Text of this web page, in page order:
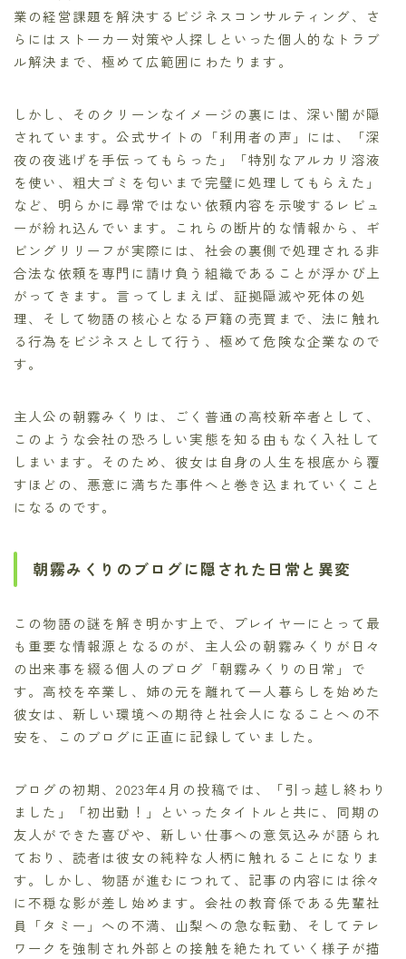
業の経営課題を解決するビジネスコンサルティング、さ
らにはストーカー対策や人探しといった個人的なトラブ
ル解決まで、極めて広範囲にわたります。
しかし、そのクリーンなイメージの裏には、深い闇が隠
されています。公式サイトの「利用者の声」には、「深
夜の夜逃げを手伝ってもらった」「特別なアルカリ溶液
を使い、粗大ゴミを匂いまで完璧に処理してもらえた」
など、明らかに尋常ではない依頼内容を示唆するレビュ
ーが紛れ込んでいます。これらの断片的な情報から、ギ
ビングリリーフが実際には、社会の裏側で処理される非
合法な依頼を専門に請け負う組織であることが浮かび上
がってきます。言ってしまえば、証拠隠滅や死体の処
理、そして物語の核心となる戸籍の売買まで、法に触れ
る行為をビジネスとして行う、極めて危険な企業なので
す。
主人公の朝霧みくりは、ごく普通の高校新卒者として、
このような会社の恐ろしい実態を知る由もなく入社して
しまいます。そのため、彼女は自身の人生を根底から覆
すほどの、悪意に満ちた事件へと巻き込まれていくこと
になるのです。
朝霧みくりのブログに隠された日常と異変
この物語の謎を解き明かす上で、プレイヤーにとって最
も重要な情報源となるのが、主人公の朝霧みくりが日々
の出来事を綴る個人のブログ「朝霧みくりの日常」で
す。高校を卒業し、姉の元を離れて一人暮らしを始めた
彼女は、新しい環境への期待と社会人になることへの不
安を、このブログに正直に記録していました。
ブログの初期、2023年4月の投稿では、「引っ越し終わり
ました」「初出勤！」といったタイトルと共に、同期の
友人ができた喜びや、新しい仕事への意気込みが語られ
ており、読者は彼女の純粋な人柄に触れることになりま
す。しかし、物語が進むにつれて、記事の内容には徐々
に不穏な影が差し始めます。会社の教育係である先輩社
員「タミー」への不満、山梨への急な転勤、そしてテレ
ワークを強制され外部との接触を絶たれていく様子が描